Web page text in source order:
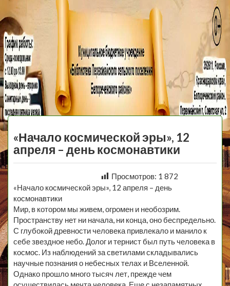
МБУ Библиотека
Первомайского
Сельского
Поселения
«Начало космической эры», 12
апреля – день космонавтики
Просмотров: 1 872
«Начало космической эры», 12 апреля – день
космонавтики
Мир, в котором мы живем, огромен и необозрим.
Пространству нет ни начала, ни конца, оно беспредельно.
С глубокой древности человека привлекало и манило к
себе звездное небо. Долог и тернист был путь человека в
космос. Из наблюдений за светилами складывались
научные познания о небесных телах и Вселенной.
Однако прошло много тысяч лет, прежде чем